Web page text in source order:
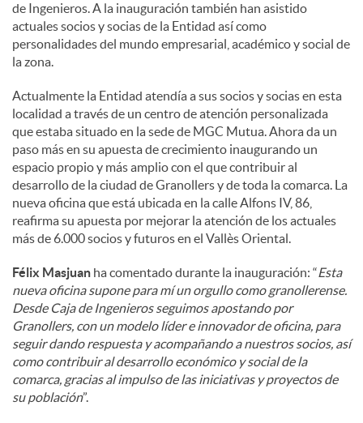
de Ingenieros. A la inauguración también han asistido
actuales socios y socias de la Entidad así como
personalidades del mundo empresarial, académico y social de
la zona.
Actualmente la Entidad atendía a sus socios y socias en esta
localidad a través de un centro de atención personalizada
que estaba situado en la sede de MGC Mutua. Ahora da un
paso más en su apuesta de crecimiento inaugurando un
espacio propio y más amplio con el que contribuir al
desarrollo de la ciudad de Granollers y de toda la comarca. La
nueva oficina que está ubicada en la calle Alfons IV, 86,
reafirma su apuesta por mejorar la atención de los actuales
más de 6.000 socios y futuros en el Vallès Oriental.
Félix Masjuan ha comentado durante la inauguración: “Esta
nueva oficina supone para mí un orgullo como granollerense.
Desde Caja de Ingenieros seguimos apostando por
Granollers, con un modelo líder e innovador de oficina, para
seguir dando respuesta y acompañando a nuestros socios, así
como contribuir al desarrollo económico y social de la
comarca, gracias al impulso de las iniciativas y proyectos de
su población”.